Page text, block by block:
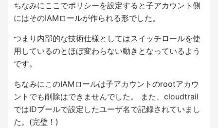
ちなみにここでポリシーを設定すると子アカウント側
にはそのIAMロールが作られる形でした。
つまり内部的な技術仕様としてはスイッチロールを使
用しているのとほぼ変わらない動きとなっているよう
です。
ちなみにこのIAMロールは子アカウントのrootアカウ
ントでも削除はできませんでした。 また、cloudtrail
ではIDプールで設定したユーザ名で記録されていまし
た。(完璧！)